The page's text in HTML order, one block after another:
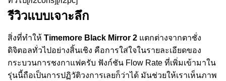
รีวิวแบบเจาะลึก
สิ่งที่ทำให้ Timemore Black Mirror 2 แตกต่างจากตาชั่ง
ดิจิตอลทั่วไปอย่างสิ้นเชิง คือการใส่ใจในรายละเอียดของ
กระบวนการชงกาแฟครับ ฟังก์ชัน Flow Rate ที่เพิ่มเข้ามาใน
รุ่นนี้ถือเป็นการปฏิวัติวงการเลยก็ว่าได้ มันช่วยให้เราเห็นภาพ